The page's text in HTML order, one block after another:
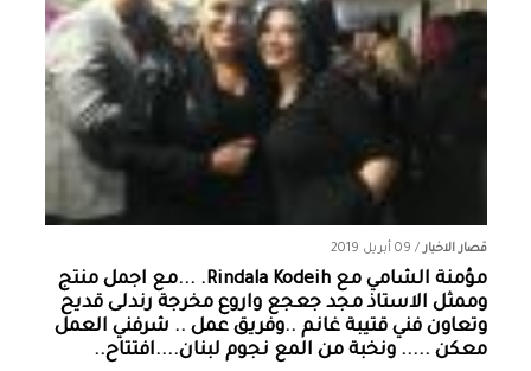
قصار الاخبار/ 09 أبريل 2019
مؤمنة الشامي‏ مع ‏‎Rindala Kodeih‎‏. ...مع اجمل منتج
وممثل الاستاذ مجد جعجع واروع مخرجة رندلى قديح
وتعاون فني قتيبة غانم ..وفريق عمل .. شرفني العمل
معكن ..... ونخبة من المع نجوم لبنان....افتتاح..